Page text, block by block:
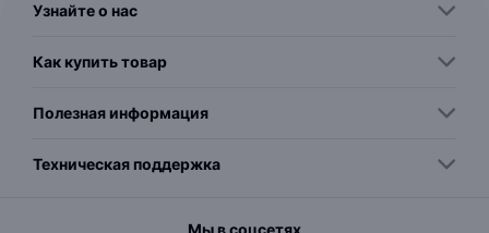
Узнайте о нас
Как купить товар
Полезная информация
Техническая поддержка
Мы в соцсетях